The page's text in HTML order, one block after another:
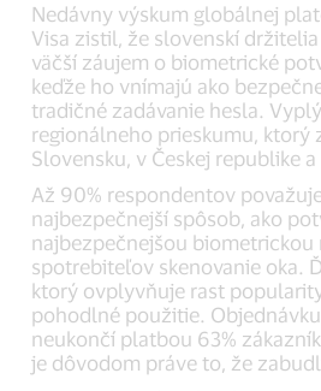
Nedávny výskum globálnej
Visa zistil, že slovenskí
väčší záujem o biometrické
keďže ho vnímajú ako
tradičné zadávanie hesla.
regionálneho prieskumu, ktorý
Slovensku, v Českej republike
Až 90% respondentov
najbezpečnejší spôsob, ako
najbezpečnejšou
spotrebiteľov skenovanie oka.
ktorý ovplyvňuje rast
pohodlné použitie.
neukončí platbou 63%
je dôvodom práve to, že